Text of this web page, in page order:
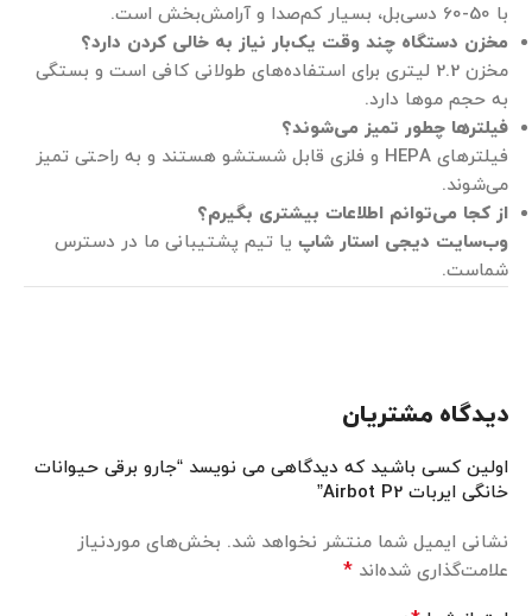
با 50-60 دسی‌بل، بسیار کم‌صدا و آرامش‌بخش است.
مخزن دستگاه چند وقت یک‌بار نیاز به خالی کردن دارد؟
مخزن 2.2 لیتری برای استفاده‌های طولانی کافی است و بستگی
به حجم موها دارد.
فیلترها چطور تمیز می‌شوند؟
فیلترهای HEPA و فلزی قابل شستشو هستند و به راحتی تمیز
می‌شوند.
از کجا می‌توانم اطلاعات بیشتری بگیرم؟
وب‌سایت دیجی استار شاپ یا تیم پشتیبانی ما در دسترس
شماست.
دیدگاه مشتریان
اولین کسی باشید که دیدگاهی می نویسد “جارو برقی حیوانات
خانگی ایربات Airbot P2”
نشانی ایمیل شما منتشر نخواهد شد. بخش‌های موردنیاز
علامت‌گذاری شده‌اند *